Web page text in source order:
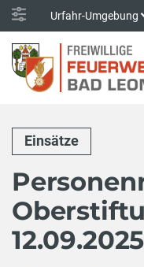
Urfahr-Umgebung
Einsätze
12.09.2025